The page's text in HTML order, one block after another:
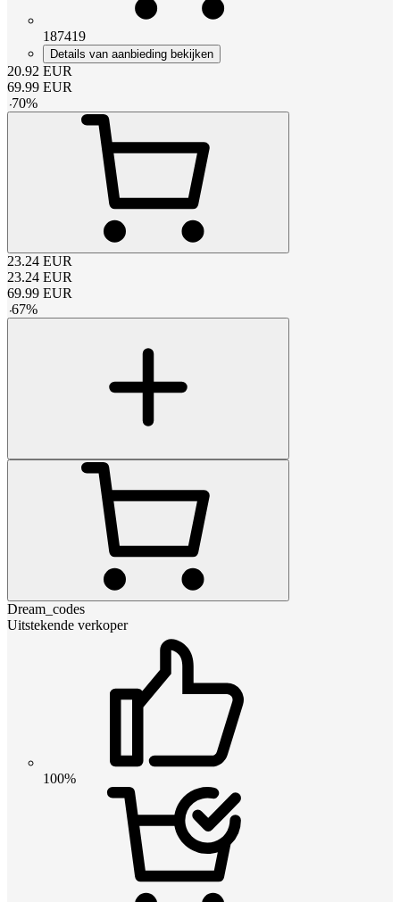
187419
Details van aanbieding bekijken
20.92 EUR
69.99 EUR
-70%
23.24 EUR
23.24 EUR
69.99 EUR
-67%
Dream_codes
Uitstekende verkoper
100%